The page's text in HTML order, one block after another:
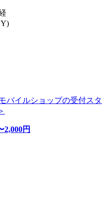
バイルショップの受付スタ
2,000円